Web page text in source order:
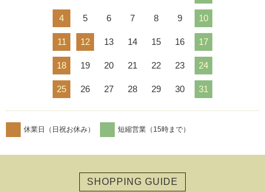
4 5 6 7 8 9 10
11 12 13 14 15 16 17
18 19 20 21 22 23 24
25 26 27 28 29 30 31
休業日（日祝お休み） 短縮営業（15時まで）
SHOPPING GUIDE